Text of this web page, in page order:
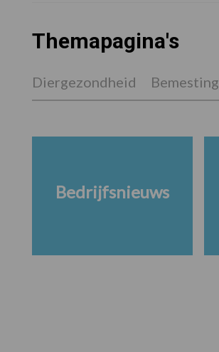
Themapagina's
Diergezondheid Bemesting
Bedrijfsnieuws